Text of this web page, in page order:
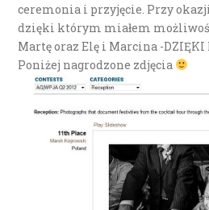
ceremonia i przyjęcie. Przy
dzięki którym miałem
Martę oraz Elę i Marcina -DZIĘKI
Poniżej nagrodzone zdjęcia